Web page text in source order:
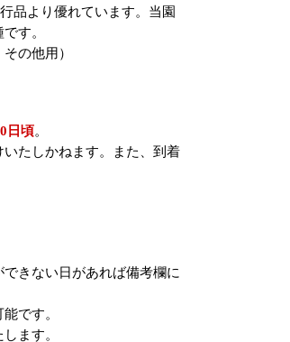
品より優れています。当園
す。
の他用）
日頃。
たしかねます。また、到着
できない日があれば備考欄に
です。
ます。